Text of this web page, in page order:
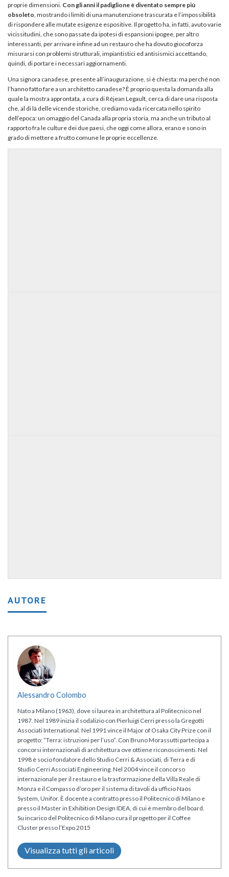
proprie dimensioni. Con gli anni il padiglione è diventato sempre più
obsoleto, mostrando i limiti di una manutenzione trascurata e l’impossibilità
di rispondere alle mutate esigenze espositive. Il progetto ha, in fatti, avuto varie
vicissitudini, che sono passate da ipotesi di espansioni ipogee, per altro
interessanti, per arrivare infine ad un restauro che ha dovuto giocoforza
misurarsi con problemi strutturali, impiantistici ed antisismici accettando,
quindi, di portare i necessari aggiornamenti.
Una signora canadese, presente all’inaugurazione, si è chiesta: ma perché non
l’hanno fatto fare a un architetto canadese? È proprio questa la domanda alla
quale la mostra approntata, a cura di Réjean Legault, cerca di dare una risposta
che, al di là delle vicende storiche, crediamo vada ricercata nello spirito
dell’epoca: un omaggio del Canada alla propria storia, ma anche un tributo al
rapporto fra le culture dei due paesi, che oggi come allora, erano e sono in
grado di mettere a frutto comune le proprie eccellenze.
AUTORE
Alessandro Colombo
Nato a Milano (1963), dove si laurea in architettura al Politecnico nel
1987. Nel 1989 inizia il sodalizio con Pierluigi Cerri presso la Gregotti
Associati International. Nel 1991 vince il Major of Osaka City Prize con il
progetto: “Terra: istruzioni per l’uso”. Con Bruno Morassutti partecipa a
concorsi internazionali di architettura ove ottiene riconoscimenti. Nel
1998 è socio fondatore dello Studio Cerri & Associati, di Terra e di
Studio Cerri Associati Engineering. Nel 2004 vince il concorso
internazionale per il restauro e la trasformazione della Villa Reale di
Monza e il Compasso d’oro per il sistema di tavoli da ufficio Naòs
System, Unifor. È docente a contratto presso il Politecnico di Milano e
presso il Master in Exhibition Design IDEA, di cui è membro del board.
Su incarico del Politecnico di Milano cura il progetto per il Coffee
Cluster presso l’Expo 2015
Visualizza tutti gli articoli